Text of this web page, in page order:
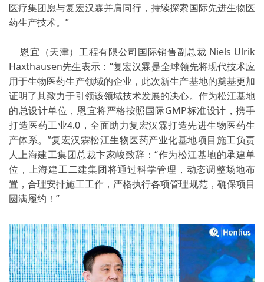
医疗集团愿与复宏汉霖并肩同行，持续探索国际先进生物医
药生产技术。”
恩宜（天津）工程有限公司国际销售副总裁 Niels Ulrik
Haxthausen先生表示：“复宏汉霖是全球领先将现代技术应
用于生物医药生产领域的企业，此次新生产基地的奠基更加
证明了其致力于引领该领域技术发展的决心。作为松江基地
的总设计单位，恩宜将严格按照国际GMP标准设计，携手
打造医药工业4.0，全面助力复宏汉霖打造先进生物医药生
产体系。”复宏汉霖松江生物医药产业化基地项目施工负责
人上海建工集团总裁卞家峻致辞：“作为松江基地的承建单
位，上海建工二建集团将通过科学管理，动态调整场地布
置，合理安排施工工作，严格执行各项管理规范，确保项目
圆满履约！”